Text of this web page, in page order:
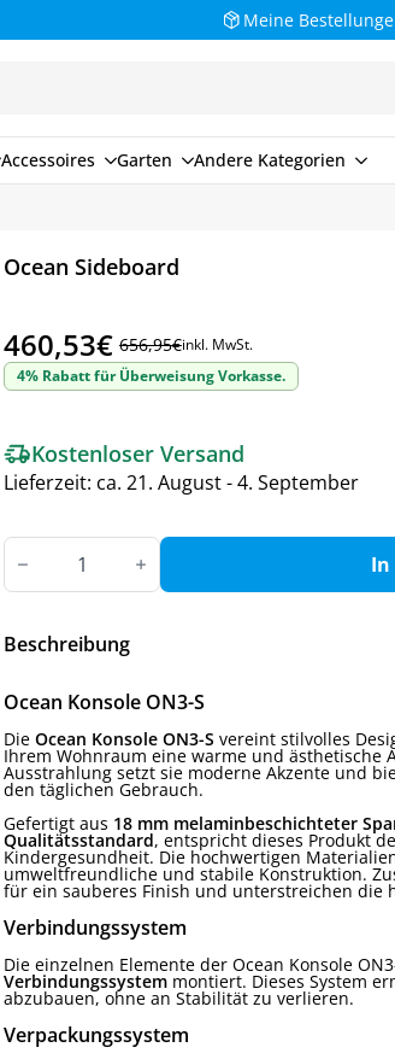
Meine
Accessoires Garten Andere Kategorien
Ocean Sideboard
656,95€
Ursprünglicher
Preis
656,95€
460,53€
Aktueller
Preis
460,53€.
inkl. MwSt.
4% Rabatt für Überweisung Vorkasse.
Kostenloser Versand
Lieferzeit: ca. 21. August - 4. September
Ocean
Sideboard
Menge
In
Beschreibung
Ocean Konsole ON3-S
Die Ocean Konsole ON3-S vereint stilvolles
Ihrem Wohnraum eine warme und ästhetische
Ausstrahlung setzt sie moderne Akzente und
den täglichen Gebrauch.
Gefertigt aus 18 mm melaminbeschichteter
Qualitätsstandard, entspricht dieses Produkt
Kindergesundheit. Die hochwertigen
umweltfreundliche und stabile Konstruktion.
für ein sauberes Finish und unterstreichen die
Verbindungssystem
Die einzelnen Elemente der Ocean Konsole
Verbindungssystem montiert. Dieses System
abzubauen, ohne an Stabilität zu verlieren.
Verpackungssystem